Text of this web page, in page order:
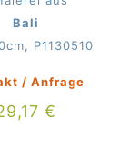
Bali
P1130510
/ Anfrage
€